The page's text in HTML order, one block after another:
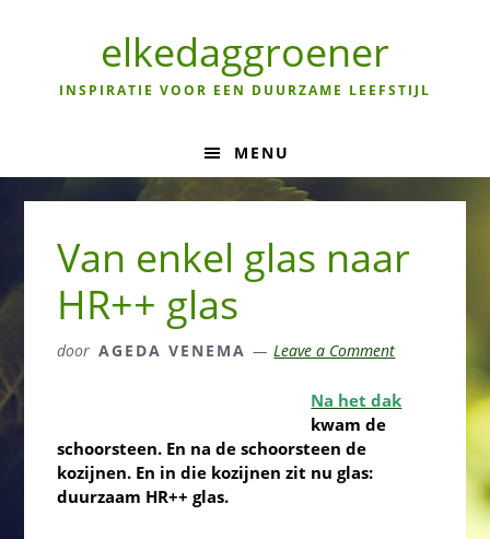
navigation
elkedaggroener
INSPIRATIE VOOR EEN DUURZAME LEEFSTIJL
MENU
Van enkel glas naar
HR++ glas
door AGEDA VENEMA Leave a Comment
Na het dak
kwam de
schoorsteen. En na de schoorsteen de
kozijnen. En in die kozijnen zit nu glas:
duurzaam HR++ glas.